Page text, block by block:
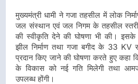
मुख्यमंत्री धामी ने गजा तहसील में लोक
जल संस्थान एवं जल निगम के तहसील स्तरीय
की स्वीकृति देने की घोषणा भी की। इसके
झील निर्माण तथा गजा बगीद के 33 KV
प्रदान किए जाने की घोषणा करते हुए कहा
के विकास को नई गति मिलेगी तथा
उपलब्ध होंगी।